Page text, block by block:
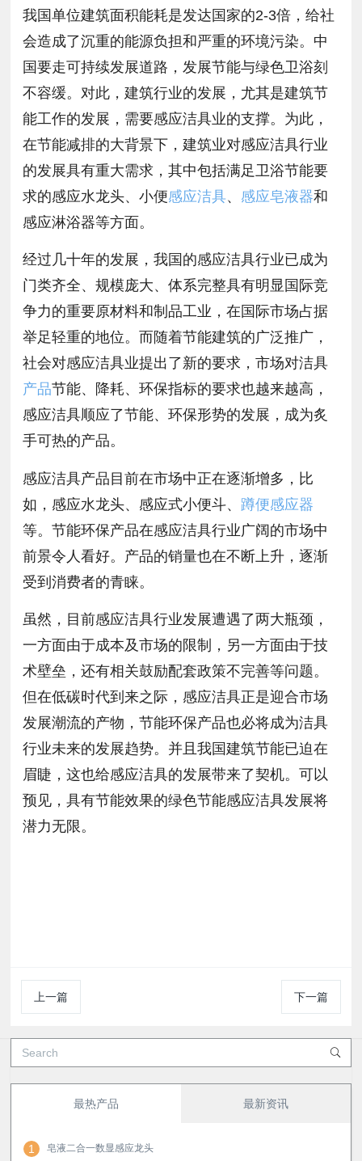
我国单位建筑面积能耗是发达国家的2-3倍，给社
会造成了沉重的能源负担和严重的环境污染。中
国要走可持续发展道路，发展节能与绿色卫浴刻
不容缓。对此，建筑行业的发展，尤其是建筑节
能工作的发展，需要感应洁具业的支撑。为此，
在节能减排的大背景下，建筑业对感应洁具行业
的发展具有重大需求，其中包括满足卫浴节能要
求的感应水龙头、小便感应洁具、 感应皂液器和
感应淋浴器等方面。
经过几十年的发展，我国的感应洁具行业已成为
门类齐全、规模庞大、体系完整具有明显国际竞
争力的重要原材料和制品工业，在国际市场占据
举足轻重的地位。而随着节能建筑的广泛推广，
社会对感应洁具业提出了新的要求，市场对洁具
产品节能、降耗、环保指标的要求也越来越高，
感应洁具顺应了节能、环保形势的发展，成为炙
手可热的产品。
感应洁具产品目前在市场中正在逐渐增多，比
如，感应水龙头、感应式小便斗、 蹲便感应器
等。节能环保产品在感应洁具行业广阔的市场中
前景令人看好。产品的销量也在不断上升，逐渐
受到消费者的青睐。
虽然，目前感应洁具行业发展遭遇了两大瓶颈，
一方面由于成本及市场的限制，另一方面由于技
术壁垒，还有相关鼓励配套政策不完善等问题。
但在低碳时代到来之际，感应洁具正是迎合市场
发展潮流的产物，节能环保产品也必将成为洁具
行业未来的发展趋势。并且我国建筑节能已迫在
眉睫，这也给感应洁具的发展带来了契机。可以
预见，具有节能效果的绿色节能感应洁具发展将
潜力无限。
上一篇 下一篇
最热产品 最新资讯
1 皂液二合一数显感应龙头